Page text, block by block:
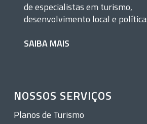
de especialistas em turismo,
desenvolvimento local e
SAIBA MAIS
NOSSOS SERVIÇOS
Planos de Turismo